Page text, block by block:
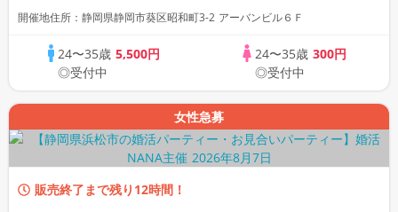
開催地住所：静岡県静岡市葵区昭和町3-2 アーバンビル６Ｆ
24〜35歳5,500円
◎受付中
24〜35歳 300円
◎受付中
女性急募
販売終了まで残り12時間！